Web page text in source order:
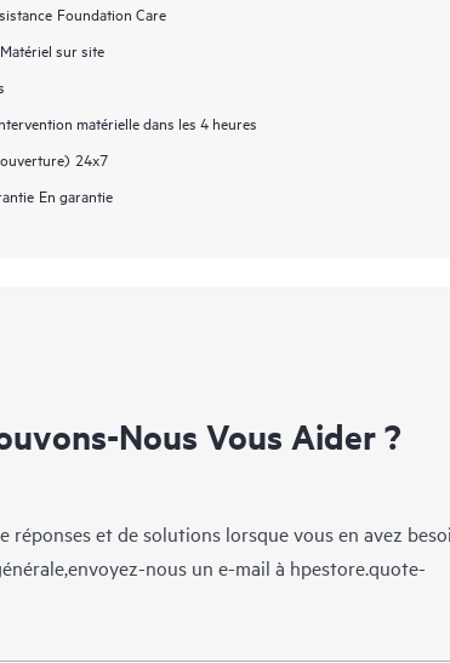
Foundation Care
Matériel sur site
matérielle dans les 4 heures
24x7
En garantie
Nous Vous Aider ?
réponses et de solutions lorsque vous en avez
nous un e-mail à hpestore.quote-